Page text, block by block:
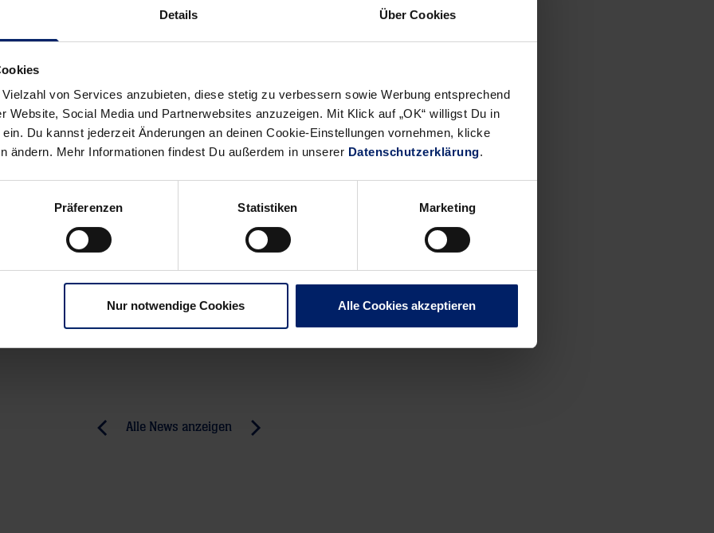
Details Über Cookies
von Services anzubieten, diese stetig zu verbessern sowie Werbung entsprechend
Website, Social Media und Partnerwebsites anzuzeigen. Mit Klick auf „OK“ willigst Du in
Du kannst jederzeit Änderungen an deinen Cookie-Einstellungen vornehmen, klicke
ändern. Mehr Informationen findest Du außerdem in unserer Datenschutzerklärung.
Präferenzen Statistiken Marketing
Nur notwendige Cookies Alle Cookies akzeptieren
ohne Uwe Gensheimer: Balingen
Sieg
Ex-Löwe Vladan Lipovina holt im HBW-Dress zum Wurf aus.
haben, um
in der
einen der
Zintel
Schoch
es
ist
23:34
Alle News anzeigen